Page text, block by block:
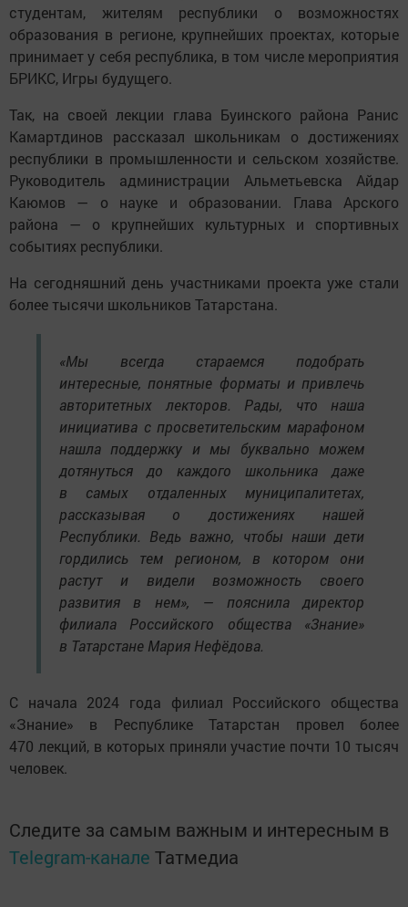
студентам, жителям республики о возможностях
образования в регионе, крупнейших проектах, которые
принимает у себя республика, в том числе мероприятия
БРИКС, Игры будущего.
Так, на своей лекции глава Буинского района Ранис
Камартдинов рассказал школьникам о достижениях
республики в промышленности и сельском хозяйстве.
Руководитель администрации Альметьевска Айдар
Каюмов — о науке и образовании. Глава Арского
района — о крупнейших культурных и спортивных
событиях республики.
На сегодняшний день участниками проекта уже стали
более тысячи школьников Татарстана.
«Мы всегда стараемся подобрать
интересные, понятные форматы и привлечь
авторитетных лекторов. Рады, что наша
инициатива с просветительским марафоном
нашла поддержку и мы буквально можем
дотянуться до каждого школьника даже
в самых отдаленных муниципалитетах,
рассказывая о достижениях нашей
Республики. Ведь важно, чтобы наши дети
гордились тем регионом, в котором они
растут и видели возможность своего
развития в нем», — пояснила директор
филиала Российского общества «Знание»
в Татарстане Мария Нефёдова.
С начала 2024 года филиал Российского общества
«Знание» в Республике Татарстан провел более
470 лекций, в которых приняли участие почти 10 тысяч
человек.
Следите за самым важным и интересным в
Telegram-канале Татмедиа